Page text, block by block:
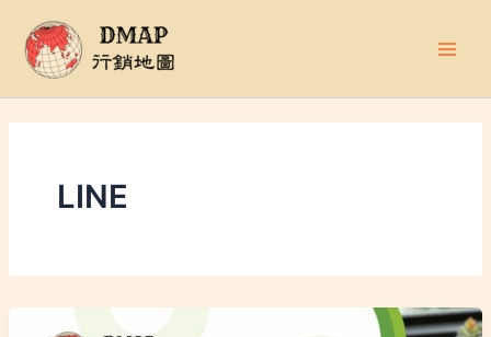
LINE